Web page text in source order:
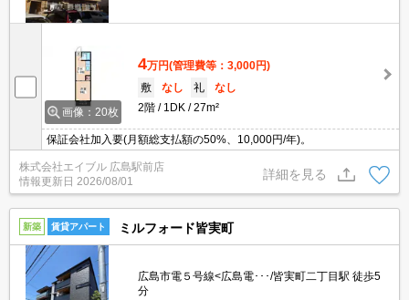
画像：20枚
4万円(管理費等：3,000円)
敷
なし 礼
なし
2階
1DK 27m²
保証会社加入要(月額総支払額の50%、10,000円/年)。
株式会社エイブル 広島駅前店
情報更新日 2026/08/01
詳細を見る
新築 賃貸アパート ミルフォード皆実町
広島市電５号線<広島電･･･/皆実町二丁目駅 徒歩5
分